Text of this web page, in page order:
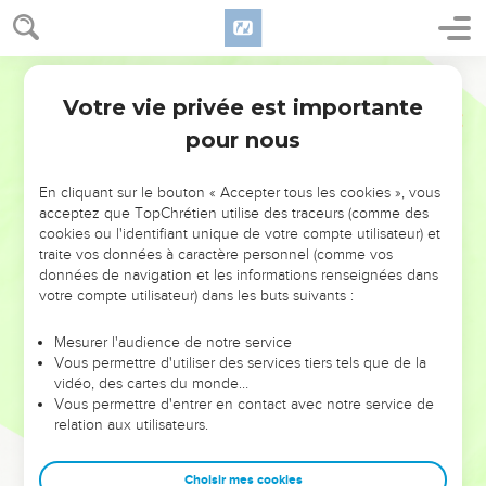
NE MANQUEZ PAS L’ÉVÉNEMENT
DE L’ANNÉE !
ET SI LEURS ERREURS POUVAIENT VOUS ÉVITER LES
VOTRES ?
leur foi ou leur vision. Mais on voit moins les doutes, les erreurs
et les saisons difficiles qu'ils ont traversés, alors même que ce
sont elles qui les ont façonnés.
Dans cette conférence, leaders, entrepreneurs, et responsables
clés pour avancer avec plus de sagesse afin que leurs erreurs
Votre vie privée est importante
pour nous
En cliquant sur le bouton « Accepter tous les cookies », vous
acceptez que TopChrétien utilise des traceurs (comme des
cookies ou l'identifiant unique de votre compte utilisateur) et
traite vos données à caractère personnel (comme vos
données de navigation et les informations renseignées dans
votre compte utilisateur) dans les buts suivants :
Mesurer l'audience de notre service
Vous permettre d'utiliser des services tiers tels que de la
vidéo, des cartes du monde…
Vous permettre d'entrer en contact avec notre service de
relation aux utilisateurs.
Choisir mes cookies